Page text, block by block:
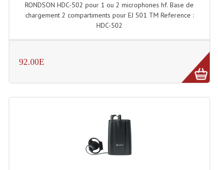
Caisson De Basse Amplifié
Enceintes Autonomes Portables Amplifiées
Enceintes Hifi
Enceintes Monitoring
Filtres Actifs, Correcteurs
RONDSON HDC-502 pour 1 ou 2 microphones hf. Base de
chargement 2 compartiments pour EJ 501 TM Reference :
HDC-502
92.00E